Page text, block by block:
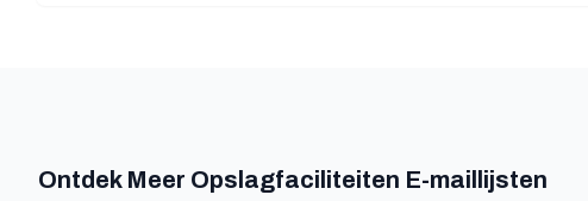
Ontdek Meer Opslagfaciliteiten E-maillijsten